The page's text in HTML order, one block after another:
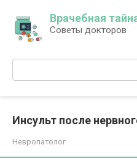
контенту
Врачебная
Советы докторов
Поиск:
Инсульт после
Невропатолог